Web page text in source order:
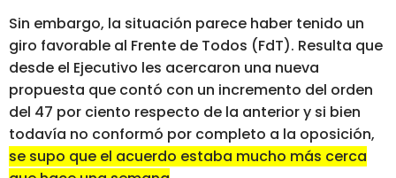
Sin embargo, la situación parece haber tenido un
giro favorable al Frente de Todos (FdT). Resulta que
desde el Ejecutivo les acercaron una nueva
propuesta que contó con un incremento del orden
del 47 por ciento respecto de la anterior y si bien
todavía no conformó por completo a la oposición,
se supo que el acuerdo estaba mucho más cerca